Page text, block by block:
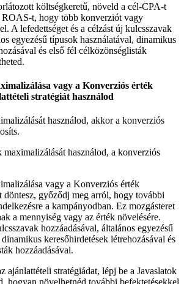
költségkeretű, növeld a cél-CPA-t
ROAS-t, hogy több konverziót vagy
A lefedettséget és a célzást új kulcsszavak
egyezésű típusok használatával, dinamikus
és első fél célközönséglisták
vagy a Konverziós érték
stratégiát használod
használod, akkor a konverziós
használod, a konverziós
vagy a Konverziós érték
döntesz, győződj meg arról, hogy további
a kampányodban. Ez mozgásteret
a mennyiség vagy az érték növelésére.
hozzáadásával, általános egyezésű
keresőhirdetések létrehozásával és
hozzáadásával.
ajánlattételi stratégiádat, lépj be a Javaslatok